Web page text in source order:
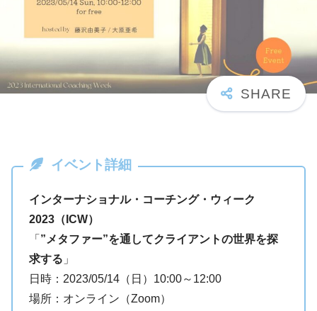
イベント詳細
インターナショナル・コーチング・ウィーク
2023（ICW）
「 ”メタファー”を通してクライアントの世界を探
求する 」
日時：2023/05/14（日）10:00～12:00
場所：オンライン（Zoom）